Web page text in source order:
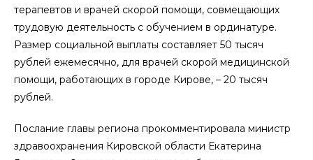
терапевтов и врачей скорой помощи, совмещающих
трудовую деятельность с обучением в ординатуре.
Размер социальной выплаты составляет 50 тысяч
рублей ежемесячно, для врачей скорой медицинской
помощи, работающих в городе Кирове, – 20 тысяч
рублей.
Послание главы региона прокомментировала министр
здравоохранения Кировской области Екатерина